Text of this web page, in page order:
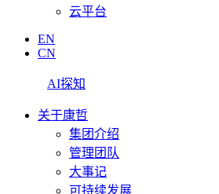
云平台
EN
CN
AI探知
关于康哲
集团介绍
管理团队
大事记
可持续发展